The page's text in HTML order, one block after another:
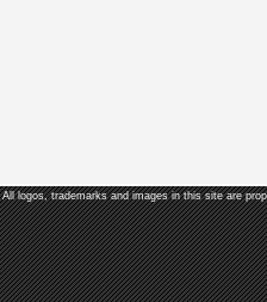
All logos, trademarks and images in this site are